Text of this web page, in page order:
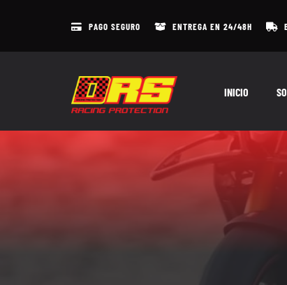
PAGO SEGURO ENTREGA EN 24/48H
INICIO